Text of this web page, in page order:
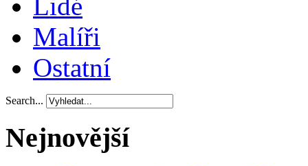
Malíři
Ostatní
Search...
Nejnovější